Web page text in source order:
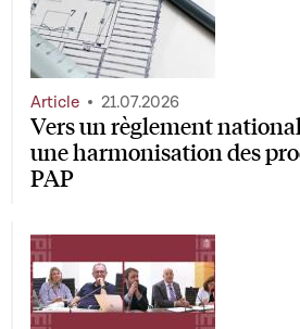
Vers un règlement
une harmonisation des
PAP
Article 21.07.2026